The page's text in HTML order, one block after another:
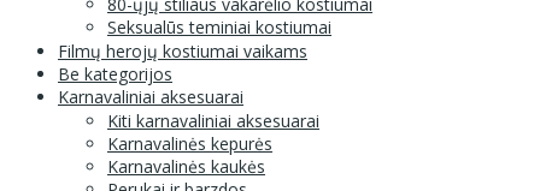
Seksualūs teminiai kostiumai
Filmų herojų kostiumai vaikams
Be kategorijos
Karnavaliniai aksesuarai
Kiti karnavaliniai aksesuarai
Karnavalinės kepurės
Karnavalinės kaukės